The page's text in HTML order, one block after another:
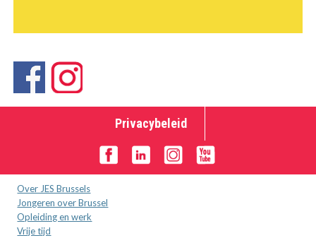
Privacybeleid
Over JES Brussels
Jongeren over Brussel
Opleiding en werk
Vrije tijd